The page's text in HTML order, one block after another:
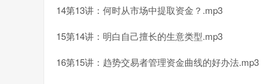
14第13讲：何时从市场中提取资金？.mp3
15第14讲：明白自己擅长的生意类型.mp3
16第15讲：趋势交易者管理资金曲线的好办法.mp3